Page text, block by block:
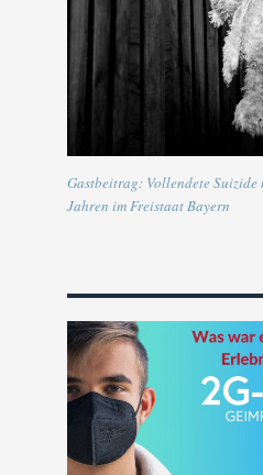
Gastbeitrag: Vollendete
Jahren im Freistaat Bayern